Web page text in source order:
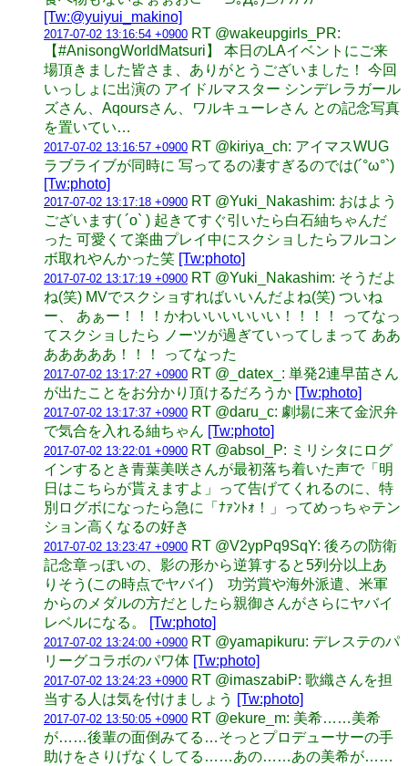
[Tw:@yuiyui_makino]
2017-07-02 13:16:54 +0900 RT @wakeupgirls_PR:
【#AnisongWorldMatsuri】 本日のLAイベントにご来
場頂きました皆さま、ありがとうございました！ 今回
いっしょに出演の アイドルマスター シンデレラガール
ズさん、Aqoursさん、ワルキューレさん との記念写真
を置いてい…
2017-07-02 13:16:57 +0900 RT @kiriya_ch: アイマスWUG
ラブライブが同時に 写ってるの凄すぎるのでは(´°ω°`)
[Tw:photo]
2017-07-02 13:17:18 +0900 RT @Yuki_Nakashim: おはよう
ございます( ´o` ) 起きてすぐ引いたら白石紬ちゃんだ
った 可愛くて楽曲プレイ中にスクショしたらフルコン
ボ取れやんかった笑 [Tw:photo]
2017-07-02 13:17:19 +0900 RT @Yuki_Nakashim: そうだよ
ね(笑) MVでスクショすればいいんだよね(笑) ついね
ー、 あぁー！！！かわいいいいいい！！！！ ってなっ
てスクショしたら ノーツが過ぎていってしまって ああ
あああああ！！！ ってなった
2017-07-02 13:17:27 +0900 RT @_datex_: 単発2連早苗さん
が出たことをお分かり頂けるだろうか [Tw:photo]
2017-07-02 13:17:37 +0900 RT @daru_c: 劇場に来て金沢弁
で気合を入れる紬ちゃん [Tw:photo]
2017-07-02 13:22:01 +0900 RT @absol_P: ミリシタにログ
インするとき青葉美咲さんが最初落ち着いた声で「明
日はこちらが貰えますよ」って告げてくれるのに、特
別ログボになったら急に「ﾅｧﾝﾄｫ！」ってめっちゃテン
ション高くなるの好き
2017-07-02 13:23:47 +0900 RT @V2ypPq9SqY: 後ろの防衛
記念章っぽいの、影の形から逆算すると5列分以上あ
りそう(この時点でヤバイ) 功労賞や海外派遣、米軍
からのメダルの方だとしたら親御さんがさらにヤバイ
レベルになる。
[Tw:photo]
2017-07-02 13:24:00 +0900 RT @yamapikuru: デレステのパ
リーグコラボのパワ体 [Tw:photo]
2017-07-02 13:24:23 +0900 RT @imaszabiP: 歌織さんを担
当する人は気を付けましょう [Tw:photo]
2017-07-02 13:50:05 +0900 RT @ekure_m: 美希……美希
が……後輩の面倒みてる…そっとプロデューサーの手
助けをさりげなくしてる……あの……あの美希が……